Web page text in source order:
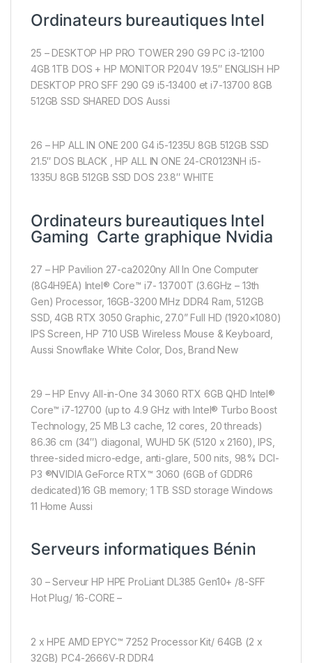
Ordinateurs bureautiques Intel
25 – DESKTOP HP PRO TOWER 290 G9 PC i3-12100
4GB 1TB DOS + HP MONITOR P204V 19.5″ ENGLISH HP
DESKTOP PRO SFF 290 G9 i5-13400 et i7-13700 8GB
512GB SSD SHARED DOS Aussi
26 – HP ALL IN ONE 200 G4 i5-1235U 8GB 512GB SSD
21.5″ DOS BLACK , HP ALL IN ONE 24-CR0123NH i5-
1335U 8GB 512GB SSD DOS 23.8″ WHITE
Ordinateurs bureautiques Intel
Gaming Carte graphique Nvidia
27 – HP Pavilion 27-ca2020ny All In One Computer
(8G4H9EA) Intel® Core™ i7- 13700T (3.6GHz – 13th
Gen) Processor, 16GB-3200 MHz DDR4 Ram, 512GB
SSD, 4GB RTX 3050 Graphic, 27.0” Full HD (1920×1080)
IPS Screen, HP 710 USB Wireless Mouse & Keyboard,
Aussi Snowflake White Color, Dos, Brand New
29 – HP Envy All-in-One 34 3060 RTX 6GB QHD Intel®
Core™ i7-12700 (up to 4.9 GHz with Intel® Turbo Boost
Technology, 25 MB L3 cache, 12 cores, 20 threads)
86.36 cm (34″) diagonal, WUHD 5K (5120 x 2160), IPS,
three-sided micro-edge, anti-glare, 500 nits, 98% DCI-
P3 ®NVIDIA GeForce RTX™ 3060 (6GB of GDDR6
dedicated)16 GB memory; 1 TB SSD storage Windows
11 Home Aussi
Serveurs informatiques Bénin
30 – Serveur HP HPE ProLiant DL385 Gen10+ /8-SFF
Hot Plug/ 16-CORE –
2 x HPE AMD EPYC™ 7252 Processor Kit/ 64GB (2 x
32GB) PC4-2666V-R DDR4